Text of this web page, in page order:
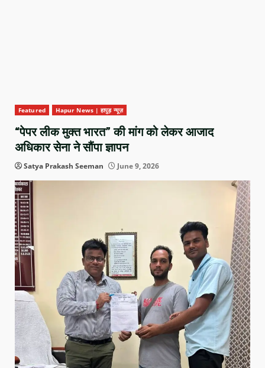
Featured Hapur News | हापुड़ न्यूज़
“पेपर लीक मुक्त भारत” की मांग को लेकर आजाद
अधिकार सेना ने सौंपा ज्ञापन
Satya Prakash Seeman June 9, 2026